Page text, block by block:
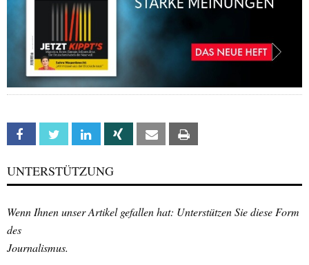
Facebook Twitter Linkedin Xing Email
UNTERSTÜTZUNG
Wenn Ihnen unser Artikel gefallen hat: Unterstützen Sie diese Form
des
Journalismus.